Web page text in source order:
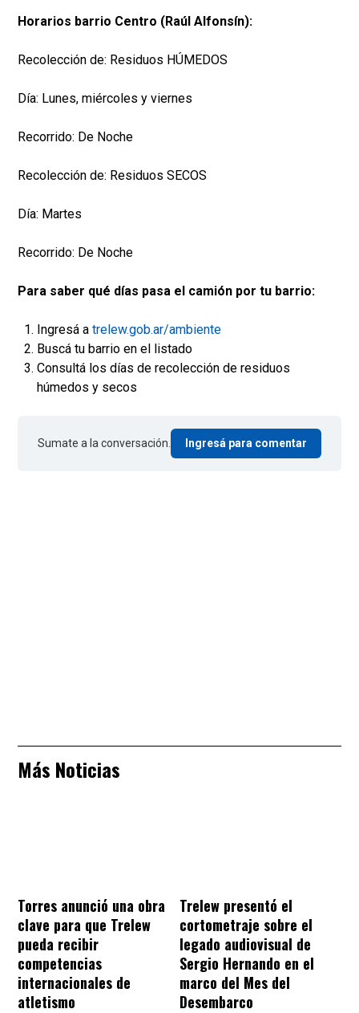
Horarios barrio Centro (Raúl Alfonsín):
Recolección de: Residuos HÚMEDOS
Día: Lunes, miércoles y viernes
Recorrido: De Noche
Recolección de: Residuos SECOS
Día: Martes
Recorrido: De Noche
Para saber qué días pasa el camión por tu barrio:
Ingresá a trelew.gob.ar/ambiente
Buscá tu barrio en el listado
Consultá los días de recolección de residuos
húmedos y secos
Sumate a la conversación. Ingresá para comentar
Más Noticias
Torres anunció una obra
clave para que Trelew
pueda recibir
competencias
internacionales de
atletismo
Trelew presentó el
cortometraje sobre el
legado audiovisual de
Sergio Hernando en el
marco del Mes del
Desembarco